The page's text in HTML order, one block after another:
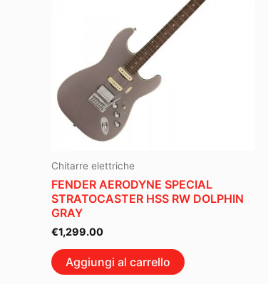
Chitarre elettriche
FENDER AERODYNE SPECIAL
STRATOCASTER HSS RW DOLPHIN
GRAY
€1,299.00
Aggiungi al carrello